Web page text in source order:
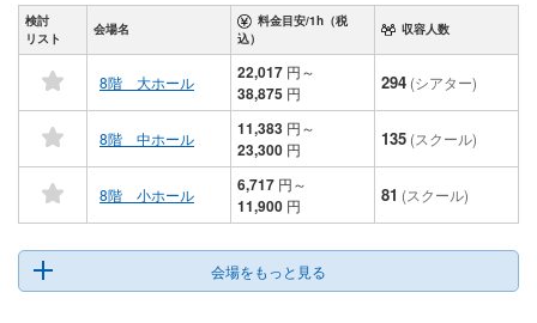
検討
リスト
会場名
料金目安/1h（税
込）
収容人数
8階 大ホール 22,017 円～
38,875 円 294 (シアター)
8階 中ホール 11,383 円～
23,300 円 135 (スクール)
8階 小ホール 6,717 円～
11,900 円 81 (スクール)
会場をもっと見る